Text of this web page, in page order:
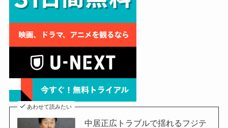
あわせて読みたい
中居正広トラブルで揺れるフジテ